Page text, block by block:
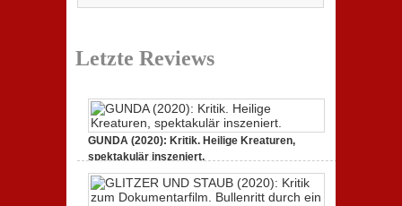
Letzte Reviews
GUNDA (2020): Kritik. Heilige Kreaturen,
spektakulär inszeniert.
21. April 2021,Keine Kommentare zu
GUNDA
(2020):